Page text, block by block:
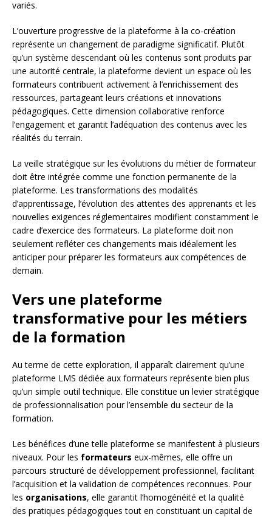
variés.
L’ouverture progressive de la plateforme à la co-création
représente un changement de paradigme significatif. Plutôt
qu’un système descendant où les contenus sont produits par
une autorité centrale, la plateforme devient un espace où les
formateurs contribuent activement à l’enrichissement des
ressources, partageant leurs créations et innovations
pédagogiques. Cette dimension collaborative renforce
l’engagement et garantit l’adéquation des contenus avec les
réalités du terrain.
La veille stratégique sur les évolutions du métier de formateur
doit être intégrée comme une fonction permanente de la
plateforme. Les transformations des modalités
d’apprentissage, l’évolution des attentes des apprenants et les
nouvelles exigences réglementaires modifient constamment le
cadre d’exercice des formateurs. La plateforme doit non
seulement refléter ces changements mais idéalement les
anticiper pour préparer les formateurs aux compétences de
demain.
Vers une plateforme
transformative pour les métiers
de la formation
Au terme de cette exploration, il apparaît clairement qu’une
plateforme LMS dédiée aux formateurs représente bien plus
qu’un simple outil technique. Elle constitue un levier stratégique
de professionnalisation pour l’ensemble du secteur de la
formation.
Les bénéfices d’une telle plateforme se manifestent à plusieurs
niveaux. Pour les formateurs eux-mêmes, elle offre un
parcours structuré de développement professionnel, facilitant
l’acquisition et la validation de compétences reconnues. Pour
les organisations, elle garantit l’homogénéité et la qualité
des pratiques pédagogiques tout en constituant un capital de